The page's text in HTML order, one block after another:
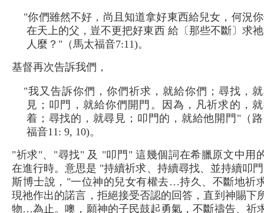
"你們雖然不好，尚且知道拿好東西給兒女，何況
在天上的父，豈不更把好東西 給〔那些不斷〕求
人麼？"（馬太福音7:11)。
基督再次告訴我們，
"我又告訴你們，你們祈求，就給你們；尋找，
見；叩門，就給你們開門。因為，凡祈求的，
着；尋找的，就尋見；叩門的，就給他開門"（
福音11: 9, 10)。
"祈求"、"尋找" 及 "叩門" 這幾個詞在希臘原文中用
在進行時。意思是 "持續祈求、持續尋找、並持續叩
斯博士說，"一位神的兒女有權去…持久、不斷地祈
現祂作出的諾言，拒絕接受否認的回答，直到神賜下
物…為止。噢，願神的子民鼓起勇氣，不斷禱告、祈